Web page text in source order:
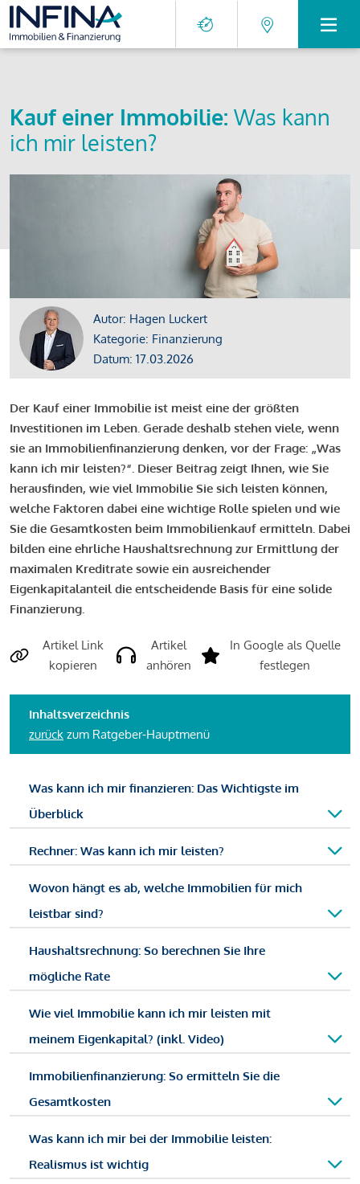
Kauf einer Immobilie: Was kann
ich mir leisten?
Autor: Hagen Luckert
Kategorie: Finanzierung
Datum: 17.03.2026
Der Kauf einer Immobilie ist meist eine der größten
Investitionen im Leben. Gerade deshalb stehen viele, wenn
sie an Immobilienfinanzierung denken, vor der Frage: „Was
kann ich mir leisten?“. Dieser Beitrag zeigt Ihnen, wie Sie
herausfinden, wie viel Immobilie Sie sich leisten können,
welche Faktoren dabei eine wichtige Rolle spielen und wie
Sie die Gesamtkosten beim Immobilienkauf ermitteln. Dabei
bilden eine ehrliche Haushaltsrechnung zur Ermittlung der
maximalen Kreditrate sowie ein ausreichender
Eigenkapitalanteil die entscheidende Basis für eine solide
Finanzierung.
Artikel Link
kopieren
Artikel
anhören
In Google als Quelle
festlegen
Inhaltsverzeichnis
zurück zum Ratgeber-Hauptmenü
Was kann ich mir finanzieren: Das Wichtigste im
Überblick
Rechner: Was kann ich mir leisten?
Wovon hängt es ab, welche Immobilien für mich
leistbar sind?
Haushaltsrechnung: So berechnen Sie Ihre
mögliche Rate
Wie viel Immobilie kann ich mir leisten mit
meinem Eigenkapital? (inkl. Video)
Immobilienfinanzierung: So ermitteln Sie die
Gesamtkosten
Was kann ich mir bei der Immobilie leisten:
Realismus ist wichtig